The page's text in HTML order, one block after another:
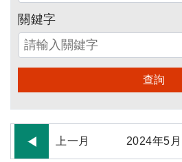
關鍵字
查詢
上一月 2024年5 月